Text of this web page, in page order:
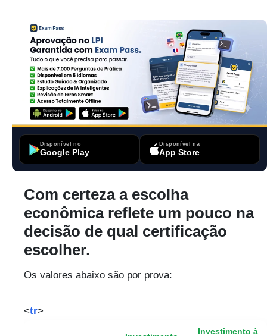
Disponível no
Google Play
Disponível na
App Store
Com certeza a escolha
econômica reflete um pouco na
decisão de qual certificação
escolher.
Os valores abaixo são por prova:
<tr>
Investimento à